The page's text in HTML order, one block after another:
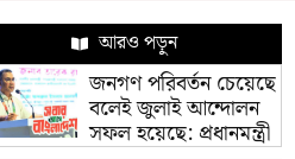
আরও পড়ুন
জনগণ পরিবর্তন চেয়েছে
বলেই জুলাই আন্দোলন
সফল হয়েছে: প্রধানমন্ত্রী